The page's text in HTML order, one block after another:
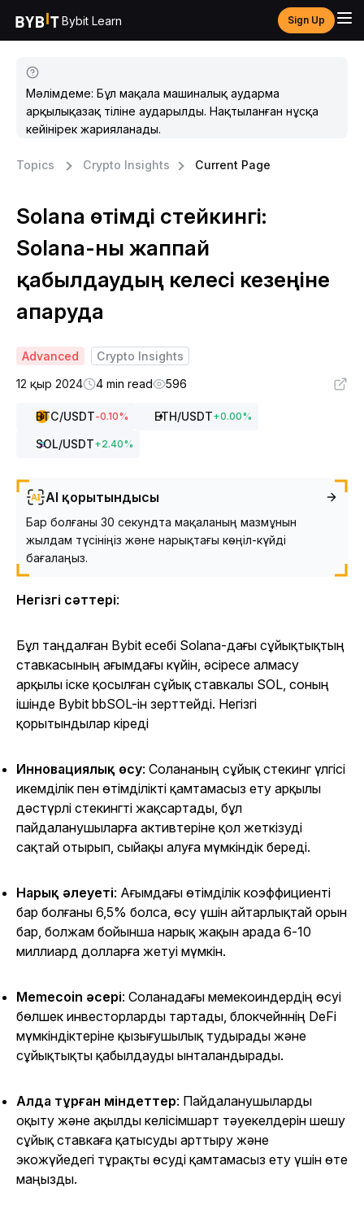
Bybit Learn Sign Up
Мәлімдеме: Бұл мақала машиналық аударма
арқылықазақ тіліне аударылды. Нақтыланған нұсқа
кейінірек жарияланады.
Topics Crypto Insights Current Page
Solana өтімді стейкингі:
Solana-ны жаппай
қабылдаудың келесі кезеңіне
апаруда
Advanced
Crypto Insights
12 қыр 2024
4 min read 596
BTC/USDT-0.10% ETH/USDT+0.00%
SOL/USDT+2.40%
AI қорытындысы
Бар болғаны 30 секундта мақаланың мазмұнын
жылдам түсініңіз және нарықтағы көңіл-күйді
бағалаңыз.
Негізгі сәттері:
Бұл таңдалған Bybit есебі Solana-дағы сұйықтықтың
ставкасының ағымдағы күйін, әсіресе алмасу
арқылы іске қосылған сұйық ставкалы SOL, соның
ішінде Bybit bbSOL-ін зерттейді. Негізгі
қорытындылар кіреді
Инновациялық өсу: Солананың сұйық стекинг үлгісі
икемділік пен өтімділікті қамтамасыз ету арқылы
дәстүрлі стекингті жақсартады, бұл
пайдаланушыларға активтеріне қол жеткізуді
сақтай отырып, сыйақы алуға мүмкіндік береді.
Нарық әлеуеті: Ағымдағы өтімділік коэффициенті
бар болғаны 6,5% болса, өсу үшін айтарлықтай орын
бар, болжам бойынша нарық жақын арада 6-10
миллиард долларға жетуі мүмкін.
Memecoin әсері: Соланадағы мемекоиндердің өсуі
бөлшек инвесторларды тартады, блокчейннің DeFi
мүмкіндіктеріне қызығушылық тудырады және
сұйықтықты қабылдауды ынталандырады.
Алда тұрған міндеттер: Пайдаланушыларды
оқыту және ақылды келісімшарт тәуекелдерін шешу
сұйық ставкаға қатысуды арттыру және
экожүйедегі тұрақты өсуді қамтамасыз ету үшін өте
маңызды.